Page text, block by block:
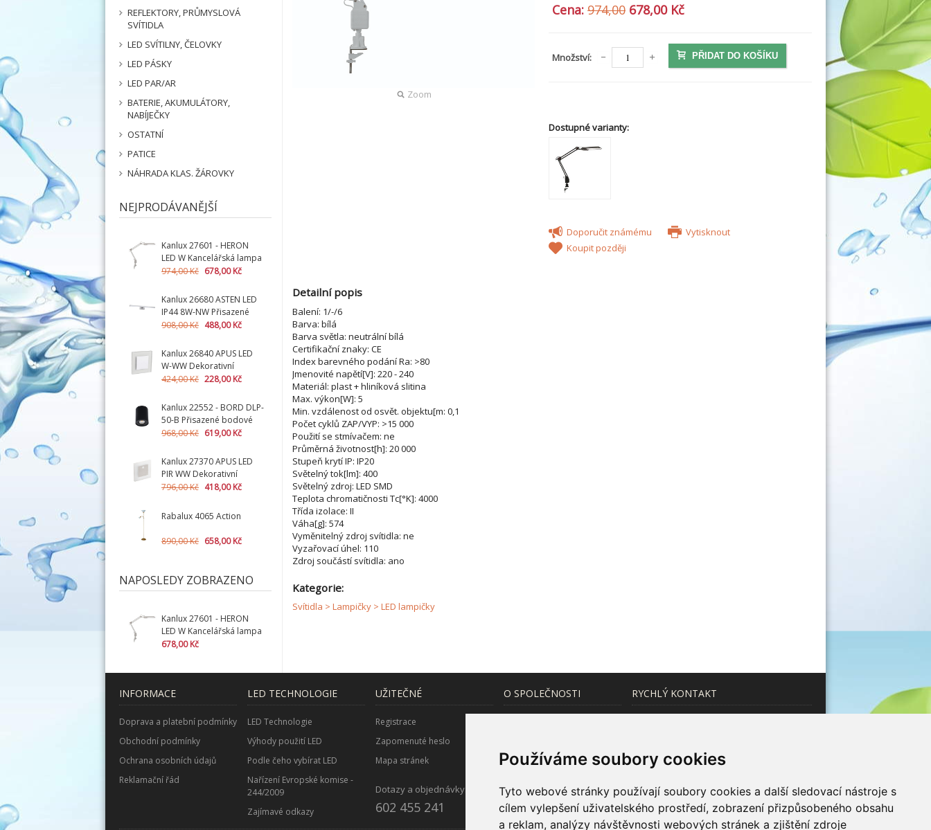
Používáme soubory cookies
Tyto webové stránky používají soubory cookies a další sledovací nástroje s
cílem vylepšení uživatelského prostředí, zobrazení přizpůsobeného obsahu
a reklam, analýzy návštěvnosti webových stránek a zjištění zdroje
REFLEKTORY, PRŮMYSLOVÁ
SVÍTIDLA
LED SVÍTILNY, ČELOVKY
LED PÁSKY
LED PAR/AR
BATERIE, AKUMULÁTORY,
NABÍJEČKY
OSTATNÍ
PATICE
NÁHRADA KLAS. ŽÁROVKY
NEJPRODÁVANĚJŠÍ
Kanlux 27601 - HERON
LED W Kancelářská lampa
LED (nahrazuje kód
974,00 Kč 678,00 Kč
Kanlux 26680 ASTEN LED
IP44 8W-NW Přisazené
svítidlo LED
908,00 Kč 488,00 Kč
Kanlux 26840 APUS LED
W-WW Dekorativní
svítidlo LED + montážní
424,00 Kč 228,00 Kč
Kanlux 22552 - BORD DLP-
50-B Přisazené bodové
svítidlo
968,00 Kč 619,00 Kč
Kanlux 27370 APUS LED
PIR WW Dekorativní
svítidlo LED s čidlem +
zdarma
796,00 Kč 418,00 Kč
Rabalux 4065 Action
890,00 Kč 658,00 Kč
NAPOSLEDY ZOBRAZENO
Kanlux 27601 - HERON
LED W Kancelářská lampa
LED (nahrazuje kód
678,00 Kč
Zoom
Cena: 974,00 678,00 Kč
Množství: PŘIDAT DO KOŠÍKU
Dostupné varianty:
Doporučit známému
Vytisknout
Koupit později
Detailní popis
Balení: 1/-/6
Barva: bílá
Barva světla: neutrální bílá
Certifikační znaky: CE
Index barevného podání Ra: >80
Jmenovité napětí[V]: 220 - 240
Materiál: plast + hliníková slitina
Max. výkon[W]: 5
Min. vzdálenost od osvět. objektu[m: 0,1
Počet cyklů ZAP/VYP: >15 000
Použití se stmívačem: ne
Průměrná životnost[h]: 20 000
Stupeň krytí IP: IP20
Světelný tok[lm]: 400
Světelný zdroj: LED SMD
Teplota chromatičnosti Tc[°K]: 4000
Třída izolace: II
Váha[g]: 574
Vyměnitelný zdroj svítidla: ne
Vyzařovací úhel: 110
Zdroj součástí svítidla: ano
Kategorie:
Svítidla > Lampičky > LED lampičky
INFORMACE
Doprava a platební podmínky
Obchodní podmínky
Ochrana osobních údajů
Reklamační řád
LED TECHNOLOGIE
LED Technologie
Výhody použití LED
Podle čeho vybírat LED
Nařízení Evropské komise -
244/2009
Zajímavé odkazy
UŽITEČNÉ
Registrace
Zapomenuté heslo
Mapa stránek
Dotazy a objednávky:
602 455 241
O SPOLEČNOSTI
Velkoobchodní spolupráce
RYCHLÝ KONTAKT
(+420) 602 455 241
(v pracovní dny 9:00 - 16:30)
ledacek@hrlink.cz